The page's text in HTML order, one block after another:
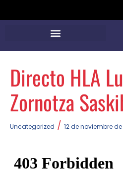
Directo HLA
Zornotza
Uncategorized / 12 de noviembre de